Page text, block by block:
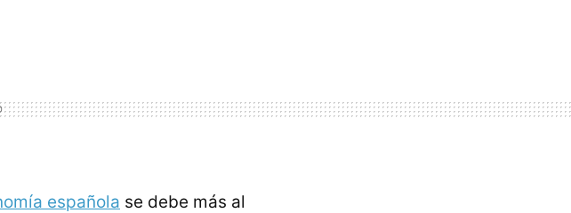
española se debe más al